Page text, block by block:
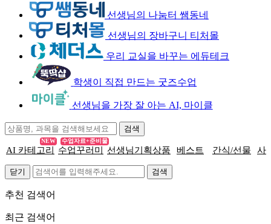
선생님의 나눔터 쌤동네
선생님의 장바구니 티처몰
우리 교실을 바꾸는 에듀테크
학생이 직접 만드는 굿즈수업
선생님을 가장 잘 아는 AI, 마이클
AI 카테고리
NEW
수업꾸러미
수업자료+준비물
선생님기획상품 베스트 간식/선물 사
닫기
추천 검색어
최근 검색어